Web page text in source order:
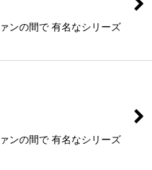
ンの間で 有名なシリーズ
ンの間で 有名なシリーズ